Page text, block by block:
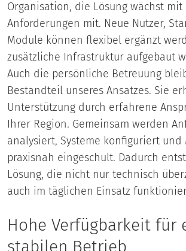
Organisation, die Lösung wächst mit
Anforderungen mit. Neue Nutzer,
Module können flexibel ergänzt
zusätzliche Infrastruktur aufgebaut
Auch die persönliche Betreuung
Bestandteil unseres Ansatzes. Sie
Unterstützung durch erfahrene
Ihrer Region. Gemeinsam werden
analysiert, Systeme konfiguriert
praxisnah eingeschult. Dadurch
Lösung, die nicht nur technisch
auch im täglichen Einsatz
Hohe Verfügbarkeit für
stabilen Betrieb